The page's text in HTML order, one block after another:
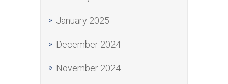
January 2025
December 2024
November 2024